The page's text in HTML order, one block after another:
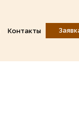
Контакты